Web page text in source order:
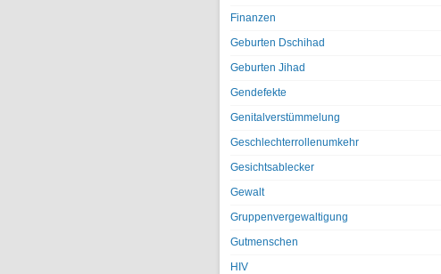
Finanzen
Geburten Dschihad
Geburten Jihad
Gendefekte
Genitalverstümmelung
Geschlechterrollenumkehr
Gesichtsablecker
Gewalt
Gruppenvergewaltigung
Gutmenschen
HIV